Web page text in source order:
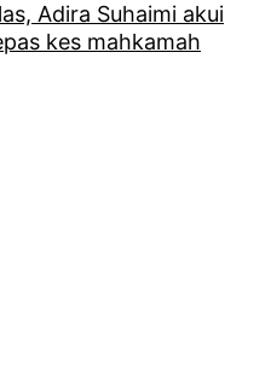
Adira Suhaimi akui
kes mahkamah